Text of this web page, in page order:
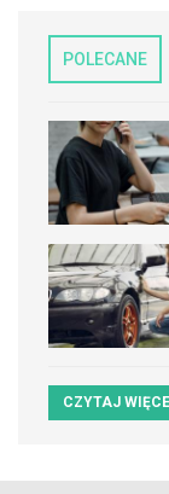
POLECANE
CZYTAJ